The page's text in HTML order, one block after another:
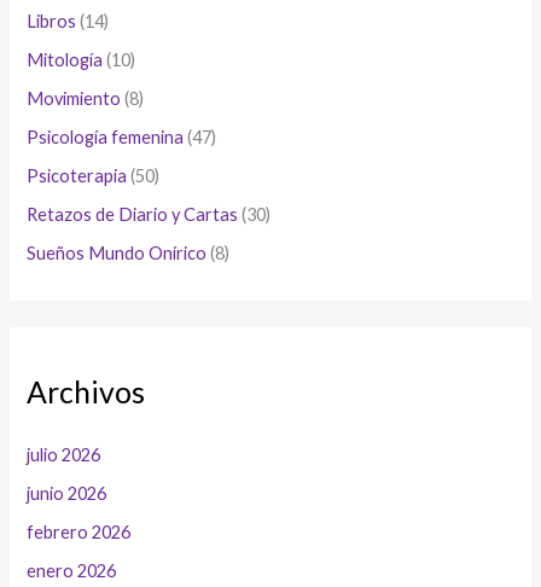
Libros (14)
Mitología (10)
Movimiento (8)
Psicología femenina (47)
Psicoterapia (50)
Retazos de Diario y Cartas (30)
Sueños Mundo Onírico (8)
Archivos
julio 2026
junio 2026
febrero 2026
enero 2026